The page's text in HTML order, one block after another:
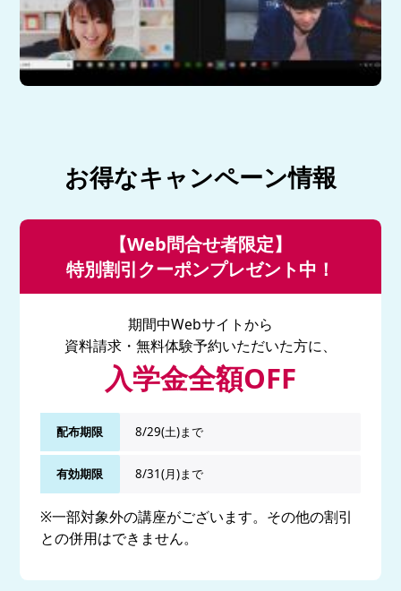
お得なキャンペーン情報
【Web問合せ者限定】
特別割引クーポンプレゼント中！
期間中Webサイトから
資料請求・無料体験予約いただいた方に、
入学金全額OFF
配布期限 8/29(土)まで
有効期限 8/31(月)まで
※一部対象外の講座がございます。その他の割引
との併用はできません。